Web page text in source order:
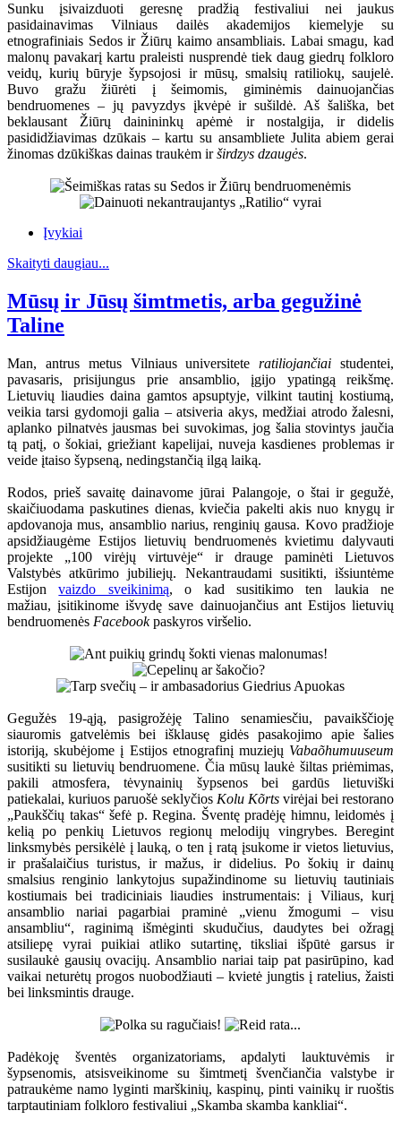
Sunku įsivaizduoti geresnę pradžią festivaliui nei jaukus
pasidainavimas Vilniaus dailės akademijos kiemelyje su
etnografiniais Sedos ir Žiūrų kaimo ansambliais. Labai smagu, kad
malonų pavakarį kartu praleisti nusprendė tiek daug giedrų folkloro
veidų, kurių būryje šypsojosi ir mūsų, smalsių ratiliokų, saujelė.
Buvo gražu žiūrėti į šeimomis, giminėmis dainuojančias
bendruomenes – jų pavyzdys įkvėpė ir sušildė. Aš šališka, bet
beklausant Žiūrų dainininkų apėmė ir nostalgija, ir didelis
pasididžiavimas dzūkais – kartu su ansambliete Julita abiem gerai
žinomas dzūkiškas dainas traukėm irširdzys dzaugės.
Įvykiai
Skaityti daugiau...
Mūsų ir Jūsų šimtmetis, arba gegužinė
Taline
Man, antrus metus Vilniaus universiteteratiliojančiai studentei,
pavasaris, prisijungus prie ansamblio, įgijo ypatingą reikšmę.
Lietuvių liaudies daina gamtos apsuptyje, vilkint tautinį kostiumą,
veikia tarsi gydomoji galia – atsiveria akys, medžiai atrodo žalesni,
aplanko pilnatvės jausmas bei suvokimas, jog šalia stovintys jaučia
tą patį, o šokiai, griežiant kapelijai, nuveja kasdienes problemas ir
veide įtaiso šypseną, nedingstančią ilgą laiką.
Rodos, prieš savaitę dainavome jūrai Palangoje, o štai ir gegužė,
skaičiuodama paskutines dienas, kviečia pakelti akis nuo knygų ir
apdovanoja mus, ansamblio narius, renginių gausa. Kovo pradžioje
apsidžiaugėme Estijos lietuvių bendruomenės kvietimu dalyvauti
projekte „100 virėjų virtuvėje“ ir drauge paminėti Lietuvos
Valstybės atkūrimo jubiliejų. Nekantraudami susitikti, išsiuntėme
Estijonvaizdo sveikinimą, o kad susitikimo ten laukia ne
mažiau, įsitikinome išvydę save dainuojančius ant Estijos lietuvių
bendruomenės Facebookpaskyros viršelio.
Gegužės 19-ąją, pasigrožėję Talino senamiesčiu, pavaikščioję
siauromis gatvelėmis bei išklausę gidės pasakojimo apie šalies
istoriją, skubėjome į Estijos etnografinį muziejų Vabaõhumuuseum
susitikti su lietuvių bendruomene. Čia mūsų laukė šiltas priėmimas,
pakili atmosfera, tėvynainių šypsenos bei gardūs lietuviški
patiekalai, kuriuos paruošė seklyčios Kolu Kõrts virėjai bei restorano
„Paukščių takas“ šefė p. Regina. Šventę pradėję himnu, leidomės į
kelią po penkių Lietuvos regionų melodijų vingrybes. Beregint
linksmybės persikėlė į lauką, o ten į ratą įsukome ir vietos lietuvius,
ir prašalaičius turistus, ir mažus, ir didelius. Po šokių ir dainų
smalsius renginio lankytojus supažindinome su lietuvių tautiniais
kostiumais bei tradiciniais liaudies instrumentais: į Viliaus, kurį
ansamblio nariai pagarbiai praminė „vienu žmogumi – visu
ansambliu“, raginimą išmėginti skudučius, daudytes bei ožragį
atsiliepę vyrai puikiai atliko sutartinę, tiksliai išpūtė garsus ir
susilaukė gausių ovacijų. Ansamblio nariai taip pat pasirūpino, kad
vaikai neturėtų progos nuobodžiauti – kvietė jungtis į ratelius, žaisti
bei linksmintis drauge.
Padėkoję šventės organizatoriams, apdalyti lauktuvėmis ir
šypsenomis, atsisveikinome su šimtmetį švenčiančia valstybe ir
patraukėme namo lyginti marškinių, kaspinų, pinti vainikų ir ruoštis
tarptautiniam folkloro festivaliui „Skamba skamba kankliai“.